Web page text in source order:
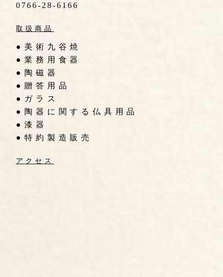
0766-28-6166
取扱商品
●美術九谷焼
●業務用食器
●陶磁器
●贈答用品
●ガラス
●陶器に関する仏具用品
●漆器
●特約製造販売
アクセス